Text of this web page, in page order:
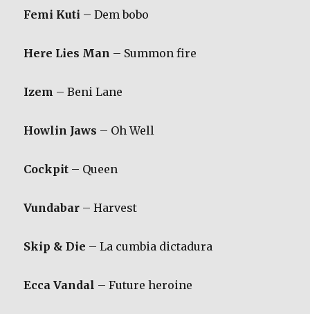
Femi Kuti – Dem bobo
Here Lies Man – Summon fire
Izem – Beni Lane
Howlin Jaws – Oh Well
Cockpit – Queen
Vundabar – Harvest
Skip & Die – La cumbia dictadura
Ecca Vandal – Future heroine